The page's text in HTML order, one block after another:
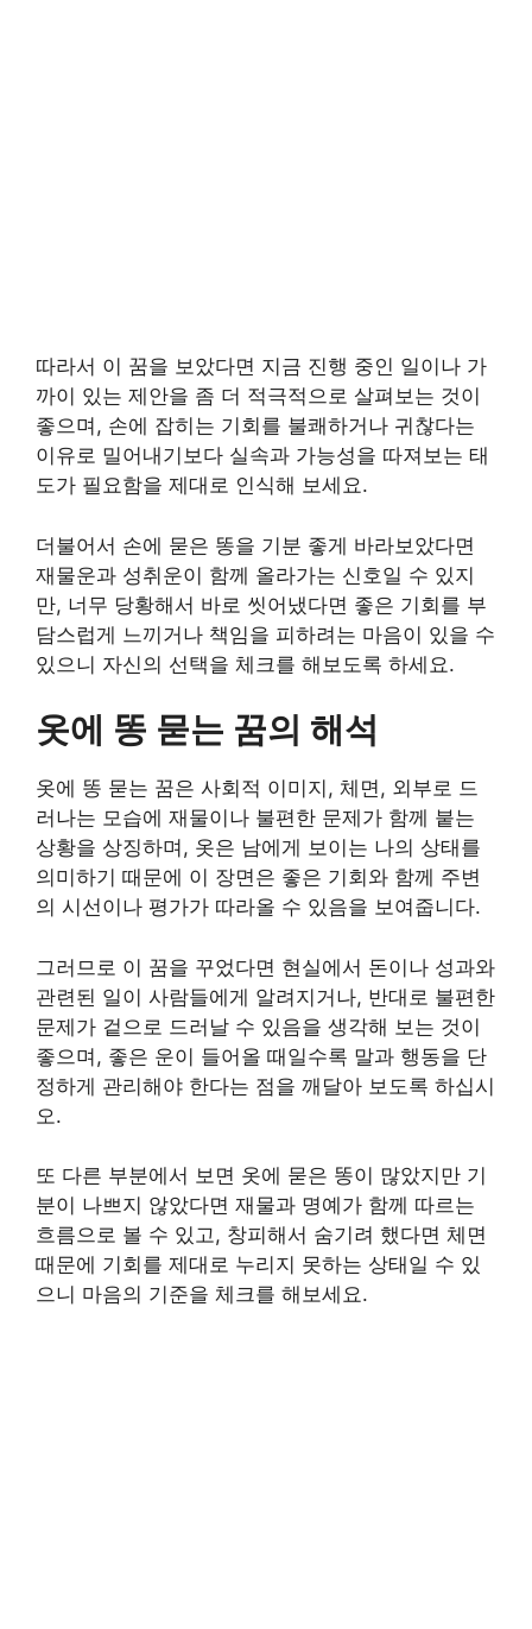
따라서 이 꿈을 보았다면 지금 진행 중인 일이나 가
까이 있는 제안을 좀 더 적극적으로 살펴보는 것이
좋으며, 손에 잡히는 기회를 불쾌하거나 귀찮다는
이유로 밀어내기보다 실속과 가능성을 따져보는 태
도가 필요함을 제대로 인식해 보세요.
더불어서 손에 묻은 똥을 기분 좋게 바라보았다면
재물운과 성취운이 함께 올라가는 신호일 수 있지
만, 너무 당황해서 바로 씻어냈다면 좋은 기회를 부
담스럽게 느끼거나 책임을 피하려는 마음이 있을 수
있으니 자신의 선택을 체크를 해보도록 하세요.
옷에 똥 묻는 꿈의 해석
옷에 똥 묻는 꿈은 사회적 이미지, 체면, 외부로 드
러나는 모습에 재물이나 불편한 문제가 함께 붙는
상황을 상징하며, 옷은 남에게 보이는 나의 상태를
의미하기 때문에 이 장면은 좋은 기회와 함께 주변
의 시선이나 평가가 따라올 수 있음을 보여줍니다.
그러므로 이 꿈을 꾸었다면 현실에서 돈이나 성과와
관련된 일이 사람들에게 알려지거나, 반대로 불편한
문제가 겉으로 드러날 수 있음을 생각해 보는 것이
좋으며, 좋은 운이 들어올 때일수록 말과 행동을 단
정하게 관리해야 한다는 점을 깨달아 보도록 하십시
오.
또 다른 부분에서 보면 옷에 묻은 똥이 많았지만 기
분이 나쁘지 않았다면 재물과 명예가 함께 따르는
흐름으로 볼 수 있고, 창피해서 숨기려 했다면 체면
때문에 기회를 제대로 누리지 못하는 상태일 수 있
으니 마음의 기준을 체크를 해보세요.